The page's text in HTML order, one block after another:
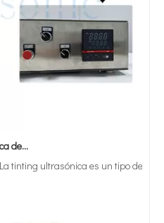
tinting ultrasónica es un tipo de